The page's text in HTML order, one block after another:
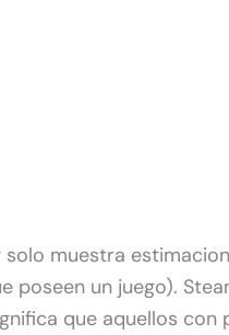
muestra
poseen un juego).
que aquellos